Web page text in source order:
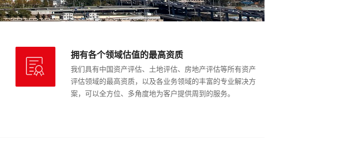
拥有各个领域估值的最高资质
我们具有中国资产评估、土地评估、房地产评估等所有资产
评估领域的最高资质，以及各业务领域的丰富的专业解决方
案，可以全方位、多角度地为客户提供周到的服务。